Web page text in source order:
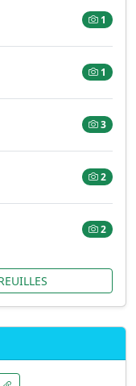
1
1
3
2
2